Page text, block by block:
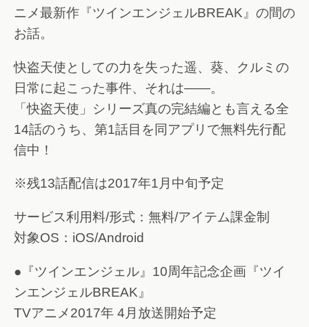
ニメ最新作『ツインエンジェルBREAK』の間の
お話。
快盗天使としての力を失った遥、葵、クルミの
日常に起こった事件、それは――。
「快盗天使」シリーズ真の完結編とも言える全
14話のうち、第1話目を同アプリで無料先行配
信中！
※残13話配信は2017年1月中旬予定
サービス利用料/形式：無料/アイテム課金制
対象OS：iOS/Android
●『ツインエンジェル』10周年記念企画『ツイ
ンエンジェルBREAK』
TVアニメ2017年 4月放送開始予定